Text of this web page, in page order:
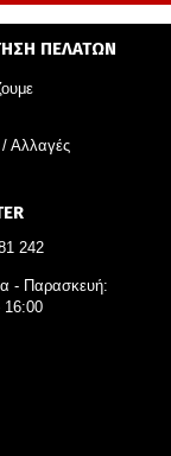
ΠΕΛΑΤΩΝ
/ Αλλαγές
242
- Παρασκευή:
16:00